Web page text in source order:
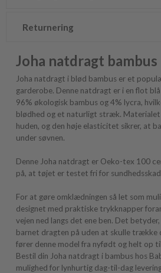
Returnering
Joha natdragt bambus
Joha natdragt i blød bambus er et
garderobe. Denne natdragt er i en flot
96% økologisk bambus og 4% lycra,
blødhed og et naturligt stræk.
huden, og den høje elasticitet sikrer, at
under søvnen.
Denne Joha natdragt er Oeko-tex 100
på, at tøjet er testet fri for
For at gøre omklædningen så let som
designet med praktiske trykknapper
vejen ned langs det ene ben. Det
barnet dragten på uden at skulle trække
fører denne model fra nyfødt og helt op
Bestil din Joha natdragt i bambus hos
mulighed for lynhurtig dag-til-dag